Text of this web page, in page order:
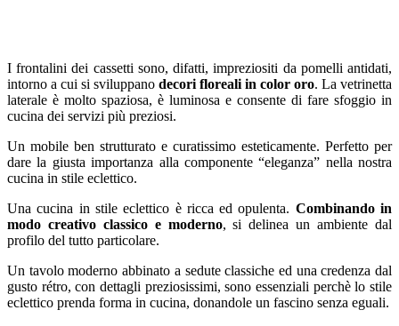
I frontalini dei cassetti sono, difatti, impreziositi da pomelli antidati,
intorno a cui si sviluppano decori floreali in color oro. La vetrinetta
laterale è molto spaziosa, è luminosa e consente di fare sfoggio in
cucina dei servizi più preziosi.
Un mobile ben strutturato e curatissimo esteticamente. Perfetto per
dare la giusta importanza alla componente “eleganza” nella nostra
cucina in stile eclettico.
Una cucina in stile eclettico è ricca ed opulenta. Combinando in
modo creativo classico e moderno, si delinea un ambiente dal
profilo del tutto particolare.
Un tavolo moderno abbinato a sedute classiche ed una credenza dal
gusto rétro, con dettagli preziosissimi, sono essenziali perchè lo stile
eclettico prenda forma in cucina, donandole un fascino senza eguali.